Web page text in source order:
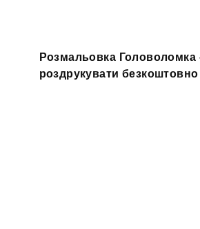
Розмальовка Головоломка
роздрукувати